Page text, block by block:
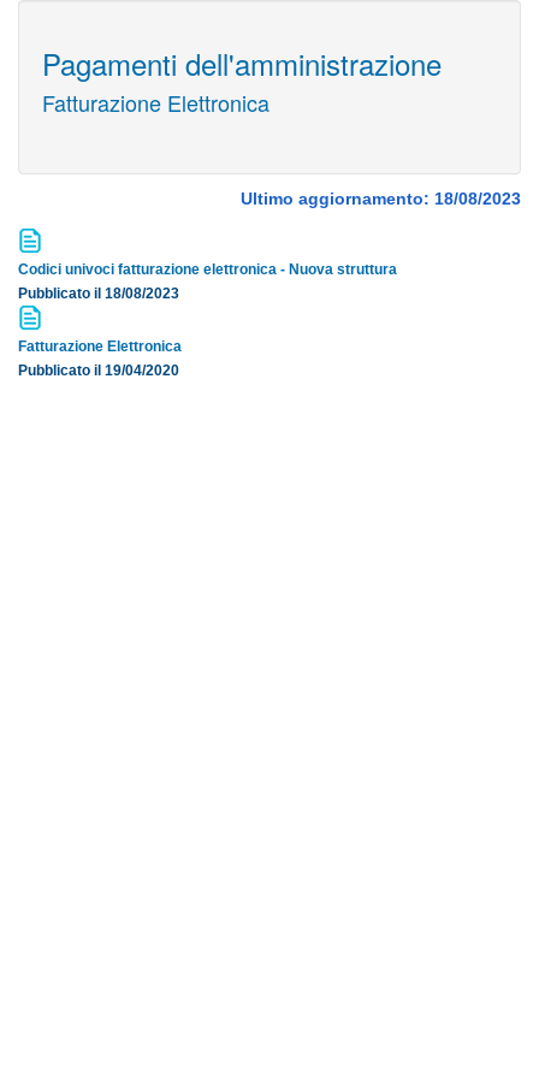
Pagamenti dell'amministrazione
Fatturazione Elettronica
Ultimo aggiornamento: 18/08/2023
Codici univoci fatturazione elettronica - Nuova struttura
Pubblicato il 18/08/2023
Fatturazione Elettronica
Pubblicato il 19/04/2020